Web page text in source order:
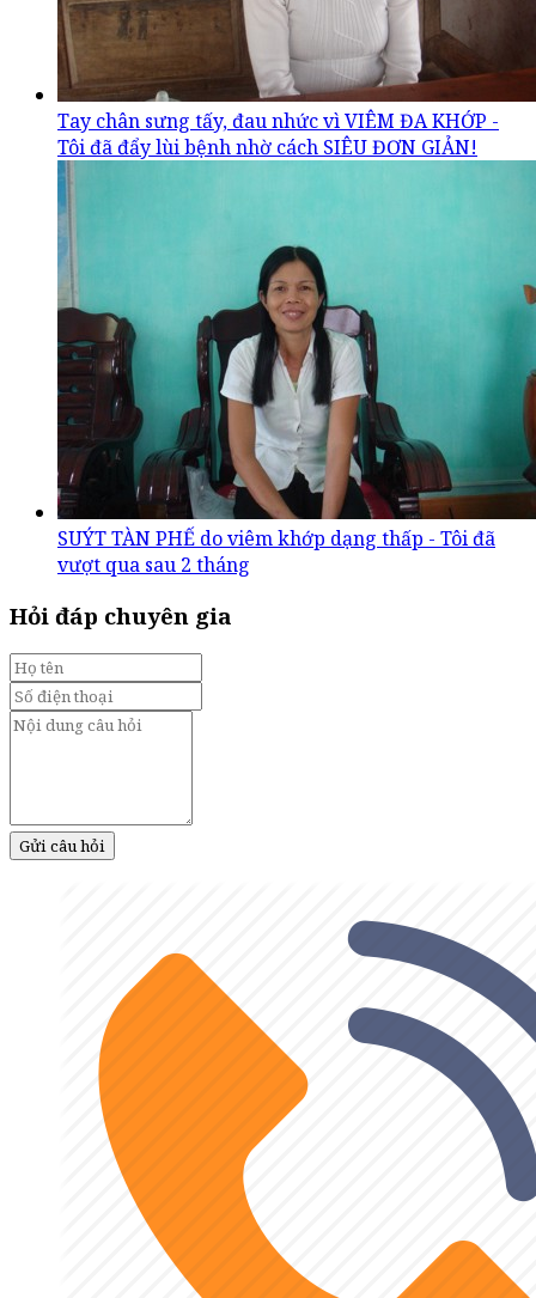
Tay chân sưng tấy, đau nhức vì VIÊM ĐA KHỚP -
Tôi đã đẩy lùi bệnh nhờ cách SIÊU ĐƠN GIẢN!
SUÝT TÀN PHẾ do viêm khớp dạng thấp - Tôi đã
vượt qua sau 2 tháng
Hỏi đáp chuyên gia
Gửi câu hỏi